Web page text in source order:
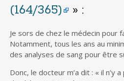
(164/365)
» :
Je sors de chez le médecin pour
Notamment, tous les ans au
des analyses de sang pour être
Donc, le docteur m’a dit : « il n’y